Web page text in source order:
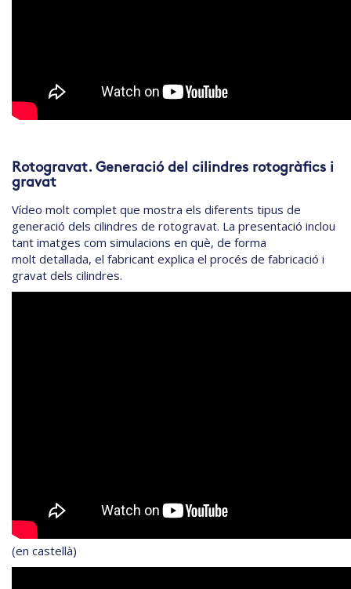
Rotogravat. Generació del cilindres rotogràfics i
gravat
Vídeo molt complet que mostra els diferents tipus de
generació dels cilindres de rotogravat. La presentació inclou
tant imatges com simulacions en què, de forma
molt detallada, el fabricant explica el procés de fabricació i
gravat dels cilindres.
(en castellà)